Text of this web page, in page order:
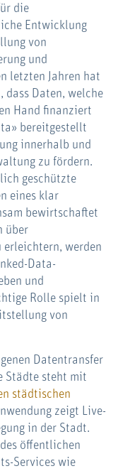
die
Entwicklung
von
und
letzten Jahren hat
dass Daten, welche
Hand finanziert
bereitgestellt
innerhalb und
zu fördern.
geschützte
eines klar
bewirtschaftet
über
erleichtern, werden
Data-
und
Rolle spielt in
von
Datentransfer
Städte steht mit
städtischen
zeigt Live-
in der Stadt.
öffentlichen
Services wie